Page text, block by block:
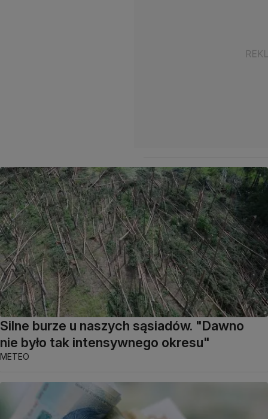
Silne burze u naszych sąsiadów. "Dawno
nie było tak intensywnego okresu"
METEO